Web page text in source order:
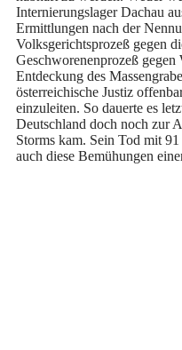
Internierungslager Dachau
Ermittlungen nach der
Volksgerichtsprozeß gegen
Geschworenenprozeß
Entdeckung des
österreichische Justiz
einzuleiten. So dauerte es
Deutschland doch noch zur
Storms kam. Sein Tod mit
auch diese Bemühungen